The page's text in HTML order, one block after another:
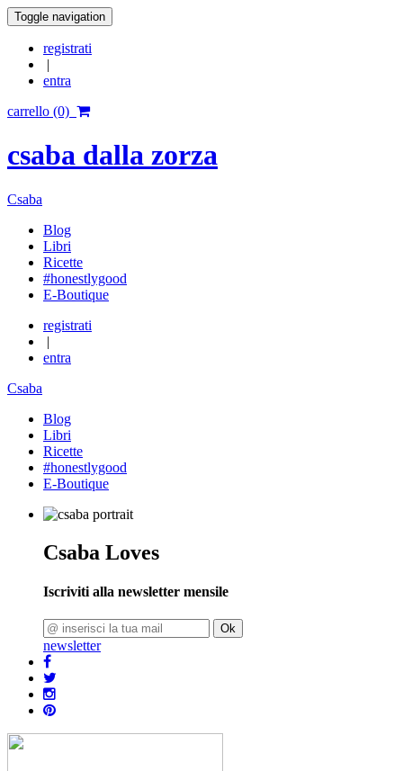
Toggle navigation
registrati
|
entra
carrello (0)
csaba dalla zorza
Csaba
Blog
Libri
Ricette
#honestlygood
E-Boutique
registrati
|
entra
Csaba
Blog
Libri
Ricette
#honestlygood
E-Boutique
Csaba Loves
Iscriviti alla newsletter mensile
Ok
newsletter